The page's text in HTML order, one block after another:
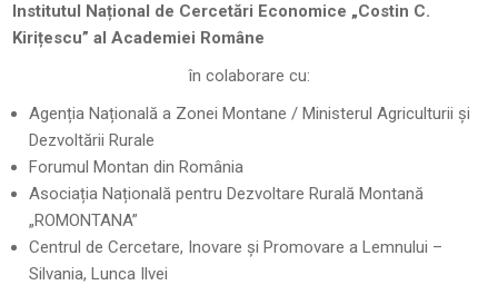
Institutul Național de Cercetări Economice „Costin C.
Kirițescu” al Academiei Române
în colaborare cu:
Agenția Națională a Zonei Montane / Ministerul Agriculturii și
Dezvoltării Rurale
Forumul Montan din România
Asociația Națională pentru Dezvoltare Rurală Montană
„ROMONTANA”
Centrul de Cercetare, Inovare și Promovare a Lemnului –
Silvania, Lunca Ilvei